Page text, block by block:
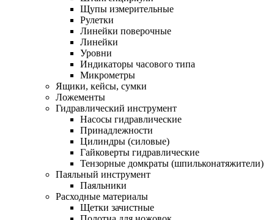
Щупы измерительные
Рулетки
Линейки поверочные
Линейки
Уровни
Индикаторы часового типа
Микрометры
Ящики, кейсы, сумки
Ложементы
Гидравлический инструмент
Насосы гидравлические
Принадлежности
Цилиндры (силовые)
Гайковерты гидравлические
Тензорные домкраты (шпильконатяжители)
Паяльный инструмент
Паяльники
Расходные материалы
Щетки зачистные